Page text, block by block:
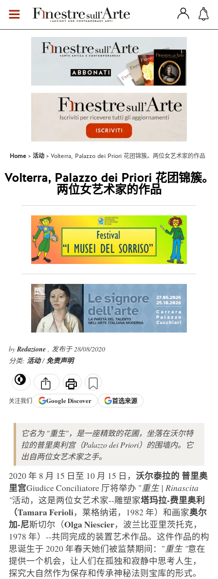
Home 活动 Volterra, Palazzo dei Priori 花团锦簇。两位女艺术家的作品
Volterra, Palazzo dei Priori 花团锦簇。
两位女艺术家的作品
byRedazione , 发布于 28/08/2020
分类: 活动/免责声明
关注我们 GoogleDiscover 首选来源
它名为 "重生"，是一座精致的花圃，坐落在沃尔特
拉的普里奥利宫（Palazzo dei Priori）的围墙内。它
出自两位女艺术家之手。
2020 年 8 月 15 日至 10 月 15 日， 沃尔泰拉的 普里奥
里宫Giudice Conciliatore 厅将举办 "重生 | Rinascita
"活动，这是两位女艺术家--雕塑家塔玛拉-费里奥利
（Tamara Ferioli，莱格纳诺，1982 年）和画家奥尔
加-尼斯切尔（Olga Niescier，波兰比亚里茨托克，
1978 年）--共同完成的装置艺术作品。这件作品的构
思诞生于 2020 年春天她们被监禁期间："重生 "意在
提供一个机会，让人们在孤独和寂静中思考人生，
探究大自然作为保存和传承神秘法则宝库的形式。